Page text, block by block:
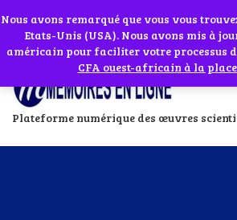
Abonnes toi à notre chaîne WhatsApp en cliquant sur
Plateforme numérique des œuvres
Si vous avez besoin d'assistance
+229 01 95 33 60 26
Nous avons remarqué que vous vous
Etats-Unis (USA). Nous avons mis à
américain pour faciliter votre processus
CFA ouest-africain à la